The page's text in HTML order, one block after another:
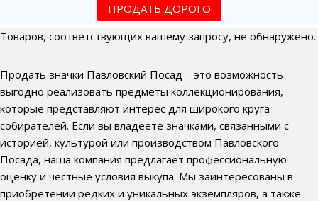
ПРОДАТЬ ДОРОГО
Товаров, соответствующих вашему запросу, не обнаружено.
Продать значки Павловский Посад – это возможность
выгодно реализовать предметы коллекционирования,
которые представляют интерес для широкого круга
собирателей. Если вы владеете значками, связанными с
историей, культурой или производством Павловского
Посада, наша компания предлагает профессиональную
оценку и честные условия выкупа. Мы заинтересованы в
приобретении редких и уникальных экземпляров, а также